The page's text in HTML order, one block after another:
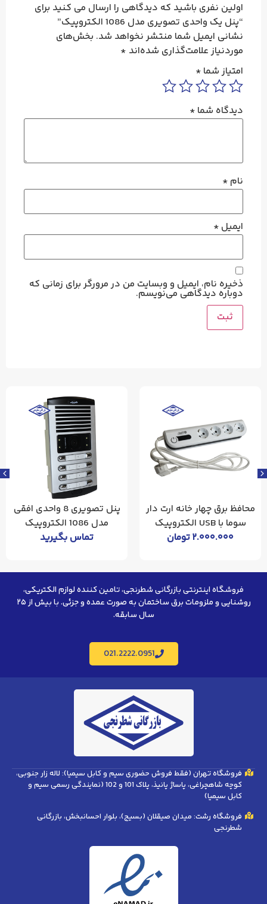
اولین نفری باشید که دیدگاهی را ارسال می کنید برای
“پنل یک واحدی تصویری مدل 1086 الکتروپیک”
نشانی ایمیل شما منتشر نخواهد شد. بخش‌های
موردنیاز علامت‌گذاری شده‌اند *
امتیاز شما *
دیدگاه شما *
نام *
ایمیل *
ذخیره نام، ایمیل و وبسایت من در مرورگر برای زمانی که
دوباره دیدگاهی می‌نویسم.
محافظ برق چهار خانه ارت دار
سوما با USB الکتروپیک
۲.۰۰۰.۰۰۰تومان
پنل تصویری 8 واحدی افقی
مدل 1086 الکتروپیک
تماس بگیرید
فروشگاه اینترنتی بازرگانی شطرنجی، تامین کننده لوازم الکتریکی،
روشنایی و ملزومات برق ساختمان به صورت عمده و جزئی. با بیش از ۲۵
سال سابقه.
021.2222.0951
فروشگاه تهران (فقط فروش حضوری سیم و کابل سیمیا): لاله زار جنوبی،
کوچه شاهچراغی، پاساژ پانیذ، پلاک 101 و 102 (نمایندگی رسمی سیم و
کابل سیمیا)
فروشگاه رشت: میدان صیقلان (بسیج)، بلوار احسانبخش، بازرگانی
شطرنجی